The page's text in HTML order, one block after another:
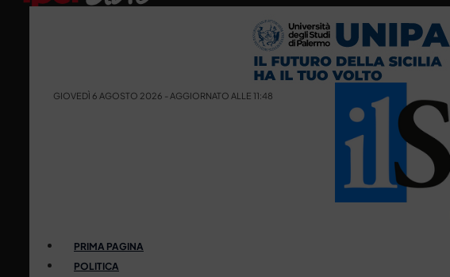
GIOVEDÌ 6 AGOSTO 2026 - AGGIORNATO ALLE 11:48
PRIMA PAGINA
POLITICA